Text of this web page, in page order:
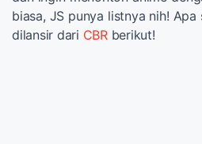
biasa, JS punya listnya nih!
dilansir dari CBRberikut!